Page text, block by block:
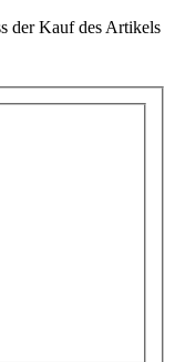
der Kauf des Artikels